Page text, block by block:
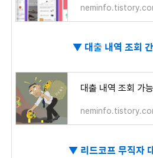
▼ 대출 내역 조회
대출 내역 조회 가
▼리드코프 무직자